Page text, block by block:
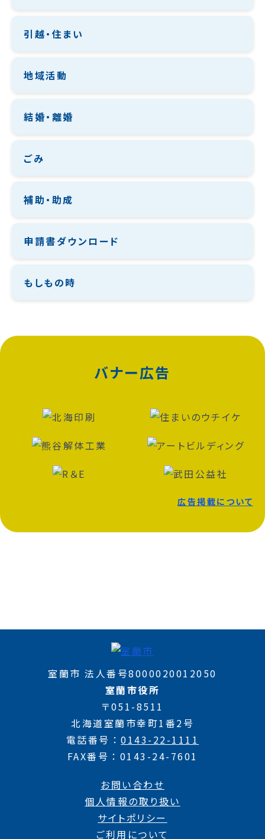
引越・住まい
地域活動
結婚・離婚
ごみ
補助・助成
申請書ダウンロード
もしもの時
バナー広告
広告掲載について
室蘭市 法人番号8000020012050
室蘭市役所
〒051-8511
北海道室蘭市幸町1番2号
電話番号
0143-22-1111
FAX番号
0143-24-7601
お問い合わせ
個人情報の取り扱い
サイトポリシー
ご利用について